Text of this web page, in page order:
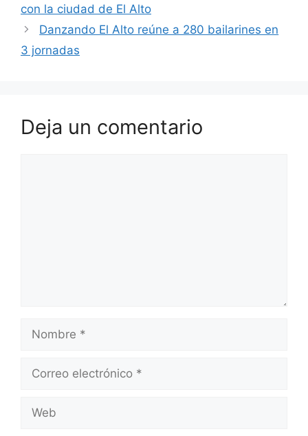
o
k
p
con la ciudad de El Alto
Danzando El Alto reúne a 280 bailarines en
3 jornadas
Deja un comentario
electrónico